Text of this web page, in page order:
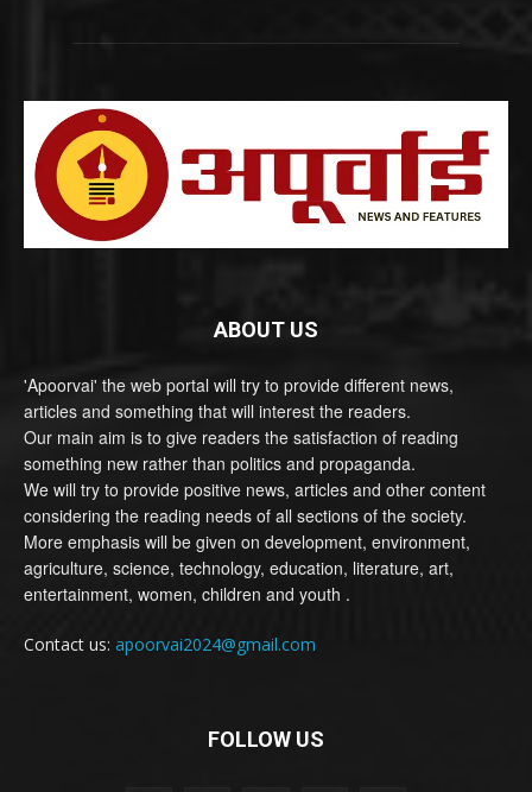
ABOUT US
'Apoorvai' the web portal will try to provide different news,
articles and something that will interest the readers.
Our main aim is to give readers the satisfaction of reading
something new rather than politics and propaganda.
We will try to provide positive news, articles and other content
considering the reading needs of all sections of the society.
More emphasis will be given on development, environment,
agriculture, science, technology, education, literature, art,
entertainment, women, children and youth .
Contact us: apoorvai2024@gmail.com
FOLLOW US